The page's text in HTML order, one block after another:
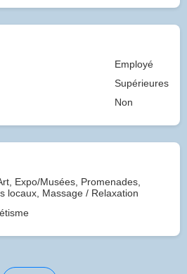
Employé
Supérieures
Non
Expo/Musées, Promenades,
locaux, Massage / Relaxation